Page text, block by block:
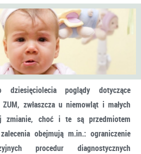
poglądy dotyczące
zwłaszcza u niemowląt i małych
zmianie, choć i te są przedmiotem
obejmują m.in.: ograniczenie
procedur diagnostycznych